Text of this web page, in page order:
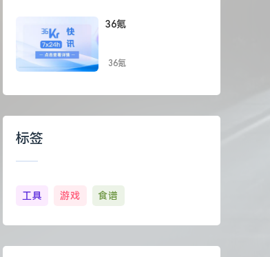
36氪
36氪
标签
工具 游戏 食谱